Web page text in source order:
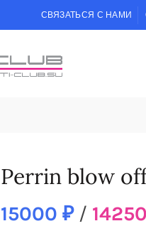
СВЯЗАТЬСЯ С НАМИ
Perrin blow
15000 ₽ / 14250